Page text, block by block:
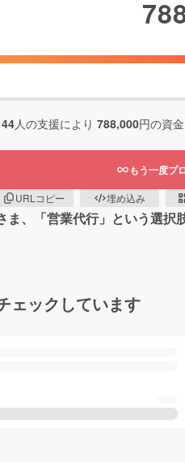
44人の支援により 788,000円の資
もう一度プ
URLコピー 埋め込み
、「営業代行」という選
ェックしています